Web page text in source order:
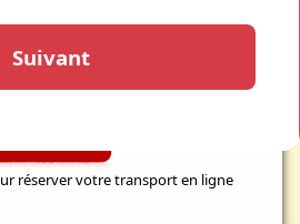
efficace et discret.
réserver votre transport en ligne